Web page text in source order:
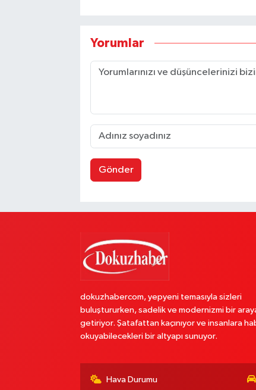
Yorumlar
Gönder
dokuzhabercom, yepyeni temasıyla sizleri
buluştururken, sadelik ve modernizmi bir
getiriyor. Şatafattan kaçınıyor ve insanlara
okuyabilecekleri bir altyapı sunuyor.
Hava Durumu